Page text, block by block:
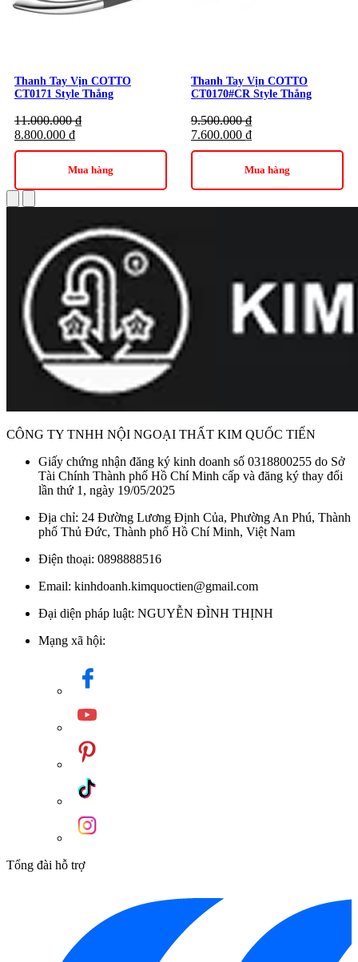
Thanh Tay Vịn COTTO
CT0171 Style Thẳng
11.000.000₫
8.800.000 ₫
Mua hàng
Thanh Tay Vịn COTTO
CT0170#CR Style Thẳng
9.500.000₫
7.600.000 ₫
Mua hàng
CÔNG TY TNHH NỘI NGOẠI THẤT KIM QUỐC TIẾN
Giấy chứng nhận đăng ký kinh doanh số 0318800255 do Sở
Tài Chính Thành phố Hồ Chí Minh cấp và đăng ký thay đổi
lần thứ 1, ngày 19/05/2025
Địa chỉ: 24 Đường Lương Định Của, Phường An Phú, Thành
phố Thủ Đức, Thành phố Hồ Chí Minh, Việt Nam
Điện thoại: 0898888516
Email: kinhdoanh.kimquoctien@gmail.com
Đại diện pháp luật: NGUYỄN ĐÌNH THỊNH
Mạng xã hội:
Tổng đài hỗ trợ